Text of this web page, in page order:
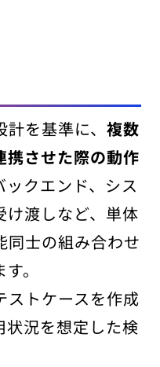
を基準に、 複数
携させた際の動作
ックエンド、シス
け渡しなど、単体
同士の組み合わせ
。
ストケースを作成
状況を想定した検